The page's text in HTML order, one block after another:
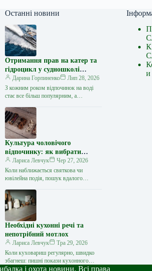
Останні новини
Отримання прав на катер та
гідроцикл у судношколі
«Либідь-А»: від теорії до
іспиту
Дарина Горпиненко
Лип 28, 2026
З кожним роком відпочинок на воді
стає все більш популярним, а
чи гідроциклом відкриває нові
горизонти…
Культура чоловічого
відпочинку: як вибрати
стильний та корисний
подарунок
Лариса Левчук
Чер 27, 2026
Коли наближається святкова чи
ювілейна подія, пошук вдалого
близької людини нерідко
перетворюється на складне завдання.
…
Необхідні кухонні речі та
непотрібний мотлох
Лариса Левчук
Тра 29, 2026
Коли куховариш регулярно, швидко
збагнеш: пишні покази кухонного
начиння – то зайве. Зібрала відвертий
и
і охота новини. Всі права